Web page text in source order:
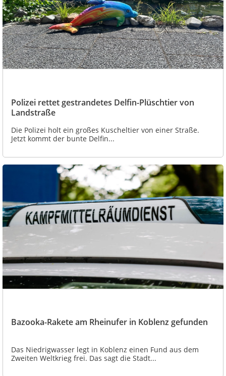
Polizei rettet gestrandetes Delfin-Plüschtier von
Landstraße
Die Polizei holt ein großes Kuscheltier von einer Straße.
Jetzt kommt der bunte Delfin...
Bazooka-Rakete am Rheinufer in Koblenz gefunden
Das Niedrigwasser legt in Koblenz einen Fund aus dem
Zweiten Weltkrieg frei. Das sagt die Stadt...